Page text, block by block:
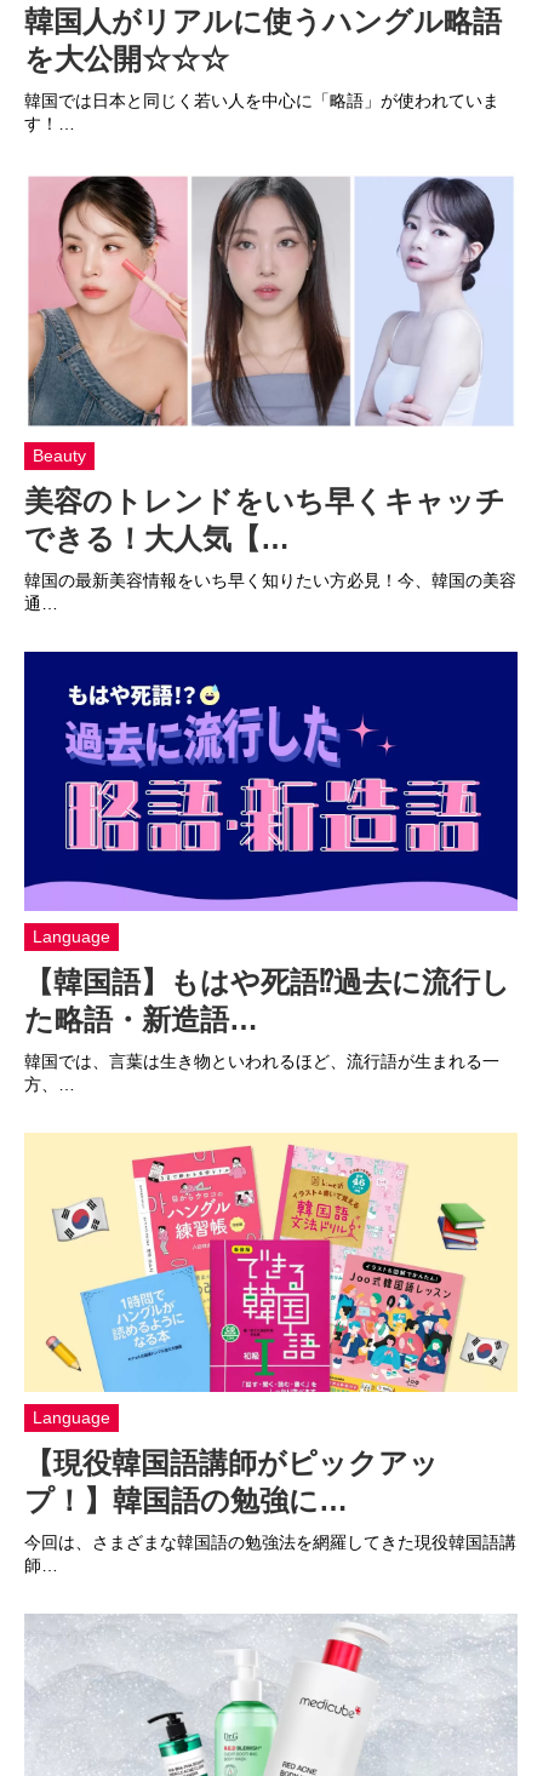
韓国人がリアルに使うハングル略語
を大公開☆☆☆
韓国では日本と同じく若い人を中心に「略語」が使われていま
す！…
Beauty
美容のトレンドをいち早くキャッチ
できる！大人気【…
韓国の最新美容情報をいち早く知りたい方必見！今、韓国の美容
通…
Language
【韓国語】もはや死語⁉過去に流行し
た略語・新造語…
韓国では、言葉は生き物といわれるほど、流行語が生まれる一
方、…
Language
【現役韓国語講師がピックアッ
プ！】韓国語の勉強に…
今回は、さまざまな韓国語の勉強法を網羅してきた現役韓国語講
師…